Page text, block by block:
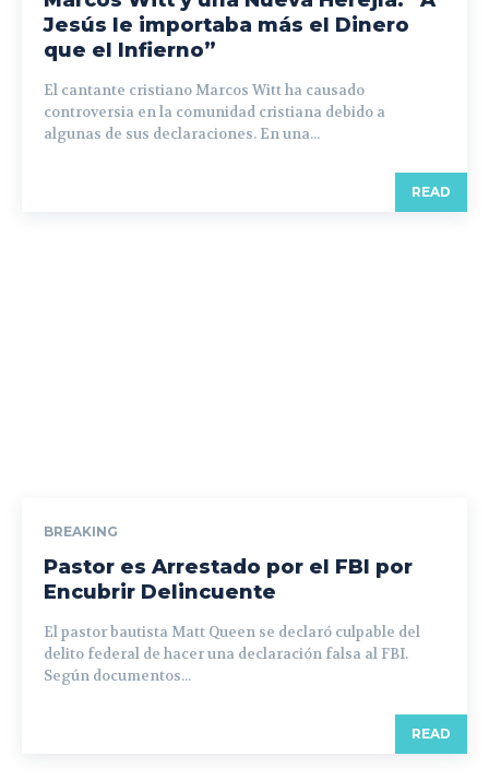
Jesús le importaba más el Dinero
que el Infierno”
El cantante cristiano Marcos Witt ha causado
controversia en la comunidad cristiana debido a
algunas de sus declaraciones. En una...
READ
BREAKING
Pastor es Arrestado por el FBI por
Encubrir Delincuente
El pastor bautista Matt Queen se declaró culpable del
delito federal de hacer una declaración falsa al FBI.
Según documentos...
READ